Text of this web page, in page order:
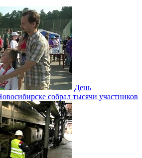
День
собрал тысячи участников